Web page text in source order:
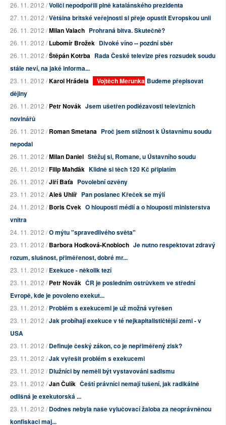
26. 11. 2012 /Voliči nepodpořili plně katalánského prezidenta
27. 11. 2012 /Většina britské veřejnosti si přeje opustit Evropskou unii
26. 11. 2012 /Milan Valach Prohraná bitva. Skutečně?
26. 11. 2012 /Lubomír Brožek Divoké víno -- pozdní sběr
26. 11. 2012 /Štěpán Kotrba Rada České televize přes rozsudek soudu
stále neví, na jaké informa...
23. 11. 2012 /Karol Hrádela Vojtěch Merunka Budeme přepisovat
dějiny
26. 11. 2012 /Petr Novák Jsem ušetřen podlézavosti televizních
novinářů
26. 11. 2012 /Roman Smetana Proč jsem stížnost k Ústavnímu soudu
nepodal
26. 11. 2012 /Milan Daniel Stěžuj si, Romane, u Ústavního soudu
26. 11. 2012 /Filip Mahďák Klidně si těch 120 Kč připlatím
26. 11. 2012 /Jiří Baťa Povolební ozvěny
23. 11. 2012 /Aleš Uhlíř Pan poslanec Křeček se mýlí
24. 11. 2012 /Boris Cvek O hlouposti médií a o hlouposti ministerstva
vnitra
24. 11. 2012 /O mýtu "spravedlivého světa"
23. 11. 2012 /Barbora Hodková-Knobloch Je nutno respektovat zdravý
rozum, slušnost, přiměřenost, dobré mr...
23. 11. 2012 /Exekuce - několik tezí
23. 11. 2012 /Petr Novák ČR je posledním ostrůvkem ve střední
Evropě, kde je povoleno exekut...
23. 11. 2012 /Problém s exekucemi je už možná vyřešen
23. 11. 2012 /Jak probíhají exekuce v té nejkapitalističtější zemi - v
USA
23. 11. 2012 /Definuje český zákon, co je nepřiměřený zisk?
23. 11. 2012 /Jak vyřešit problém s exekucemi
23. 11. 2012 /Dlužníci by neměli být vystavováni sadismu
23. 11. 2012 /Jan Čulík Čeští právníci nemají tušení, jak radikálně
odlišná je exekutorská ...
23. 11. 2012 /Dodnes nebyla naše vylučovací žaloba za neoprávněnou
konfiskaci maj...